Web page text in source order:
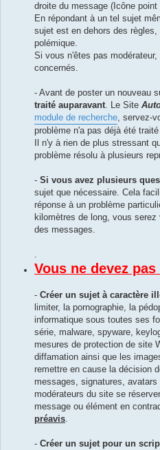
droite du message (Icône point
En répondant à un tel sujet
sujet est en dehors des
polémique.
Si vous n'êtes pas
concernés.
- Avant de poster un nouveau
traité auparavant. Le Site
module de recherche, servez-
problème n'a pas déjà été
Il n'y à rien de plus stressant
problème résolu à plusieurs
- Si vous avez plusieurs
sujet que nécessaire. Cela
réponse à un problème
kilomètres de long, vous
des messages.
.
Vous ne devez pas
- Créer un sujet à caractère
limiter, la pornographie, la
informatique sous toutes ses
série, malware, spyware,
mesures de protection de site
diffamation ainsi que les
remettre en cause la décision
messages, signatures,
modérateurs du site se
message ou élément en
préavis.
- Créer un sujet pour un